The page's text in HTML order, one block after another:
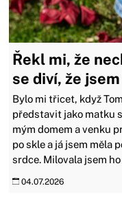
Řekl mi, že
se diví, že
Bylo mi třicet, když
představit jako matku
mým domem a venku
po skle a já jsem měla
srdce. Milovala jsem
04.07.2026